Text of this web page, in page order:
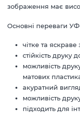
зображення має
Основні переваги
чітке та
стійкість друку
можливість
матових
акуратний
можливість
підходить для